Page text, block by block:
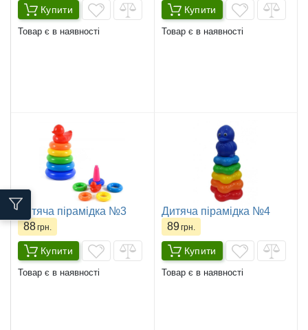
Купити
Товар є в наявності
Купити
Товар є в наявності
Дитяча пірамідка №3
88грн.
Купити
Товар є в наявності
Дитяча пірамідка №4
89грн.
Купити
Товар є в наявності